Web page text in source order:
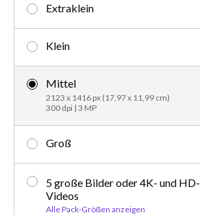
Extraklein
Klein
Mittel
2123 x 1416 px (17,97 x 11,99 cm)
300 dpi | 3 MP
Groß
5 große Bilder oder 4K- und HD-
Videos
Alle Pack-Größen anzeigen